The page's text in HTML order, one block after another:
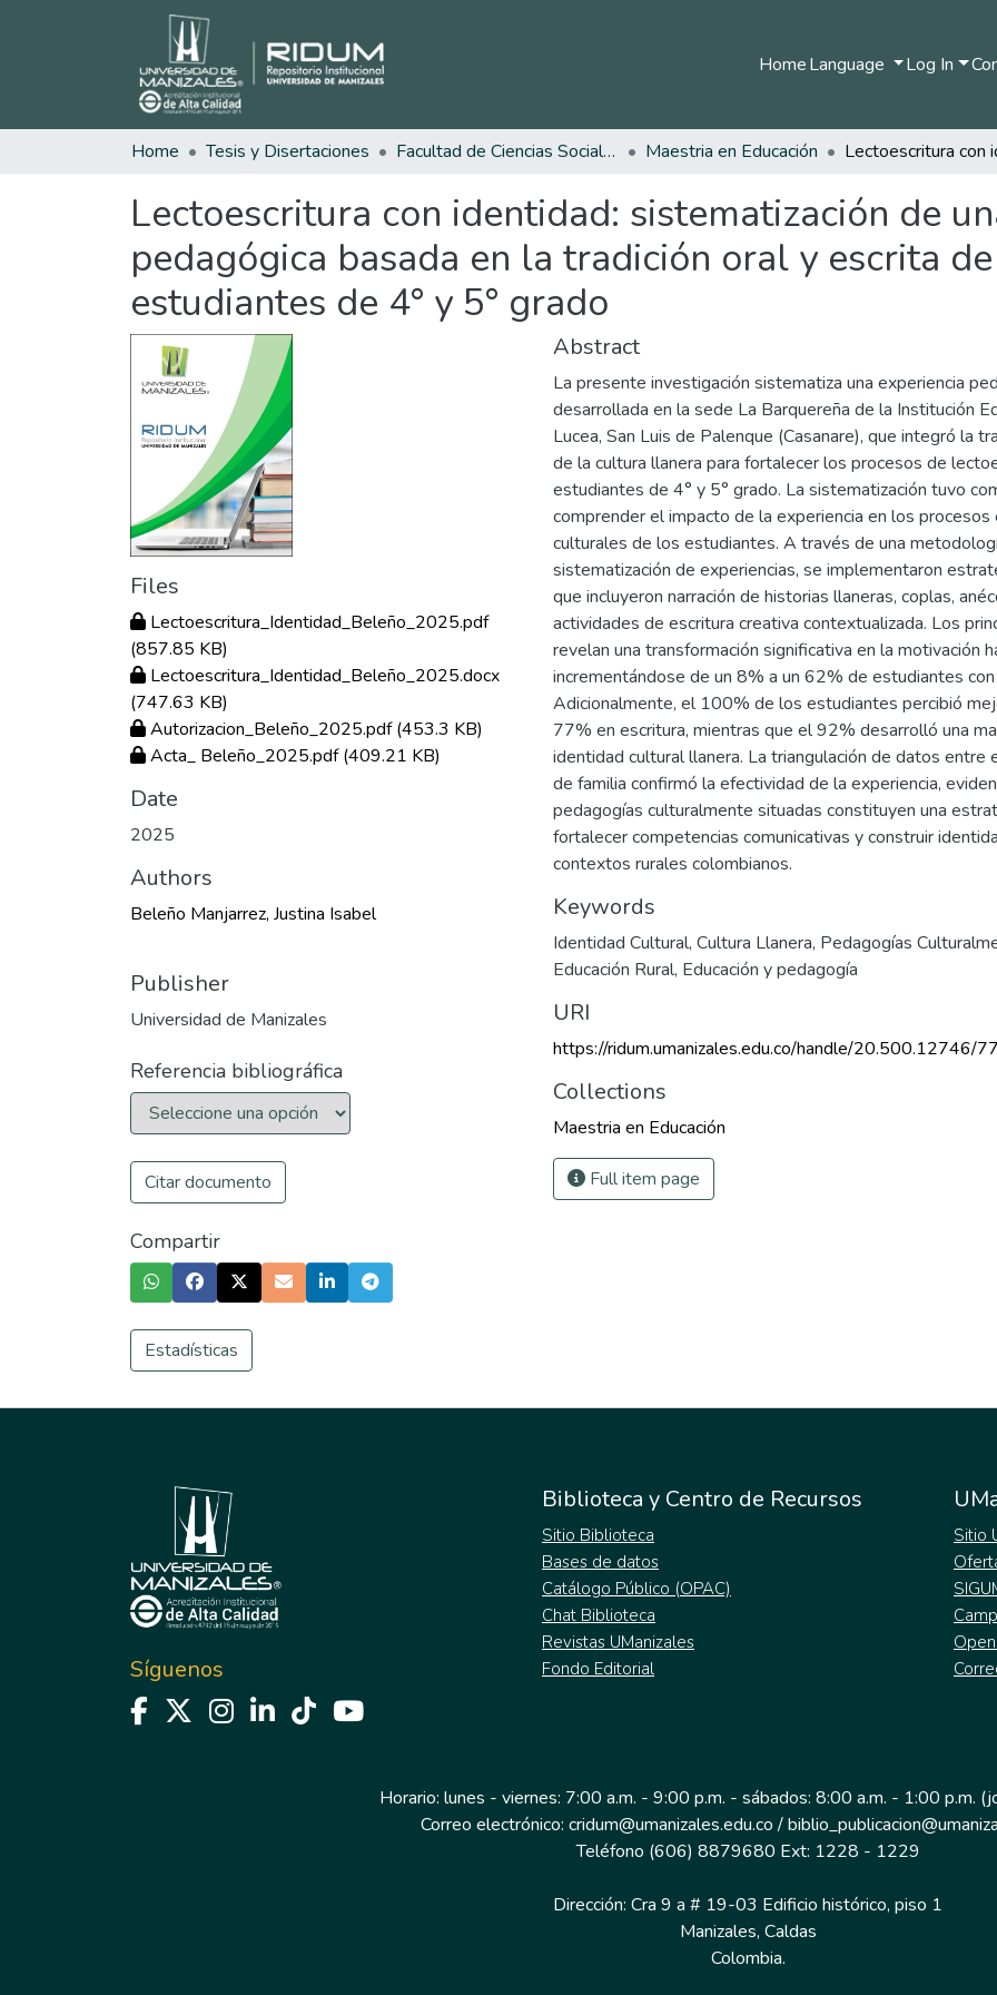
HomeLanguage Log In
Home Tesis y Disertaciones Facultad de Ciencias Sociales y Humanas Maestria en Educación
Lectoescritura con identidad: sistematización de
pedagógica basada en la tradición oral y escrita
estudiantes de 4° y 5° grado
Files
Lectoescritura_Identidad_Beleño_2025.pdf
(857.85 KB)
Lectoescritura_Identidad_Beleño_2025.docx
(747.63 KB)
Autorizacion_Beleño_2025.pdf(453.3 KB)
Acta_ Beleño_2025.pdf(409.21 KB)
Date
2025
Authors
Beleño Manjarrez, Justina Isabel
Publisher
Universidad de Manizales
Referencia bibliográfica
Citar documento
Compartir
Estadísticas
Abstract
La presente investigación sistematiza una experiencia
desarrollada en la sede La Barquereña de la Institución
Lucea, San Luis de Palenque (Casanare), que integró la
de la cultura llanera para fortalecer los procesos de
estudiantes de 4° y 5° grado. La sistematización tuvo
comprender el impacto de la experiencia en los procesos
culturales de los estudiantes. A través de una
sistematización de experiencias, se implementaron
que incluyeron narración de historias llaneras, coplas,
actividades de escritura creativa contextualizada. Los
revelan una transformación significativa en la motivación
incrementándose de un 8% a un 62% de estudiantes
Adicionalmente, el 100% de los estudiantes percibió
77% en escritura, mientras que el 92% desarrolló una
identidad cultural llanera. La triangulación de datos entre
de familia confirmó la efectividad de la experiencia,
pedagogías culturalmente situadas constituyen una
fortalecer competencias comunicativas y construir
contextos rurales colombianos.
Keywords
Identidad Cultural, Cultura Llanera, Pedagogías
Educación Rural, Educación y pedagogía
URI
https://ridum.umanizales.edu.co/handle/20.500.12746/
Collections
Maestria en Educación
Full item page
Síguenos
Biblioteca y Centro de Recursos
Sitio Biblioteca
Bases de datos
Catálogo Público (OPAC)
Chat Biblioteca
Revistas UManizales
Fondo Editorial
Sitio
Horario: lunes - viernes: 7:00 a.m. - 9:00 p.m. - sábados: 8:00 a.m. - 1:00 p.m.
Correo electrónico: cridum@umanizales.edu.co /
Teléfono (606) 8879680 Ext: 1228 - 1229
Dirección: Cra 9 a # 19-03 Edificio histórico, piso 1
Manizales, Caldas
Colombia.